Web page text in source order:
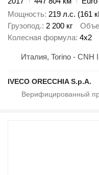
Мощность 219 л.с. (161
Грузопод. 2 200 кг
Колесная формула 4x2
Италия, Torino - CNH
IVECO ORECCHIA S.p.A.